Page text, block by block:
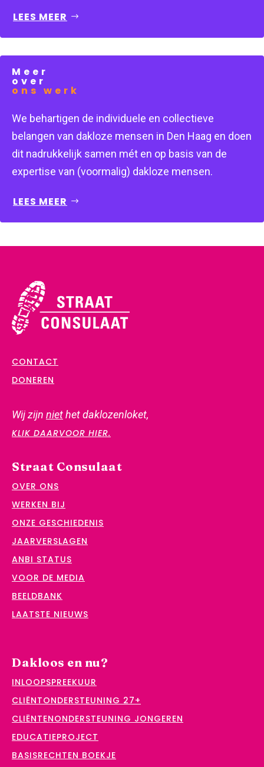
LEES MEER
Meer
over
ons werk
We behartigen de individuele en collectieve
belangen van dakloze mensen in Den Haag en doen
dit nadrukkelijk samen mét en op basis van de
expertise van (voormalig) dakloze mensen.
LEES MEER
CONTACT
DONEREN
Wij zijn niethet daklozenloket,
KLIK DAARVOOR HIER.
Straat Consulaat
OVER ONS
WERKEN BIJ
ONZE GESCHIEDENIS
JAARVERSLAGEN
ANBI STATUS
VOOR DE MEDIA
BEELDBANK
LAATSTE NIEUWS
Dakloos en nu?
INLOOPSPREEKUUR
CLIËNTONDERSTEUNING 27+
CLIËNTENONDERSTEUNING JONGEREN
EDUCATIEPROJECT
BASISRECHTEN BOEKJE